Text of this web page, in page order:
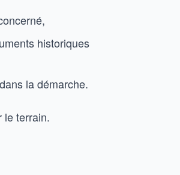
historiques
la démarche.
le terrain.